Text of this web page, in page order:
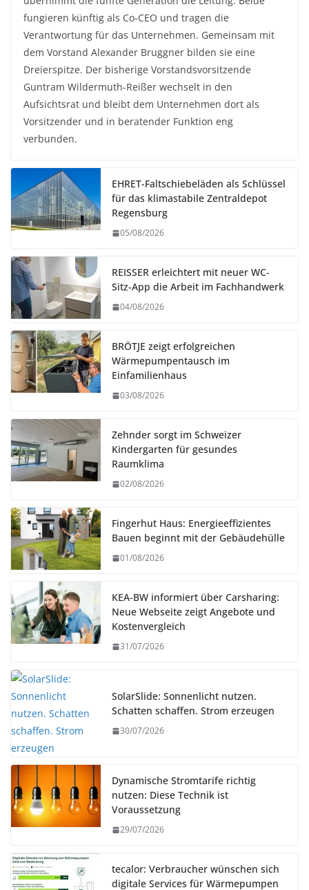
fungieren künftig als Co-CEO und tragen die
Verantwortung für das Unternehmen. Gemeinsam mit
dem Vorstand Alexander Bruggner bilden sie eine
Dreierspitze. Der bisherige Vorstandsvorsitzende
Guntram Wildermuth-Reißer wechselt in den
Aufsichtsrat und bleibt dem Unternehmen dort als
Vorsitzender und in beratender Funktion eng
verbunden.
EHRET-Faltschiebeläden als Schlüssel
für das klimastabile Zentraldepot
Regensburg
05/08/2026
REISSER erleichtert mit neuer WC-
Sitz-App die Arbeit im Fachhandwerk
04/08/2026
BRÖTJE zeigt erfolgreichen
Wärmepumpentausch im
Einfamilienhaus
03/08/2026
Zehnder sorgt im Schweizer
Kindergarten für gesundes
Raumklima
02/08/2026
Fingerhut Haus: Energieeffizientes
Bauen beginnt mit der Gebäudehülle
01/08/2026
KEA-BW informiert über Carsharing:
Neue Webseite zeigt Angebote und
Kostenvergleich
31/07/2026
SolarSlide: Sonnenlicht nutzen.
Schatten schaffen. Strom erzeugen
30/07/2026
Dynamische Stromtarife richtig
nutzen: Diese Technik ist
Voraussetzung
29/07/2026
tecalor: Verbraucher wünschen sich
digitale Services für Wärmepumpen